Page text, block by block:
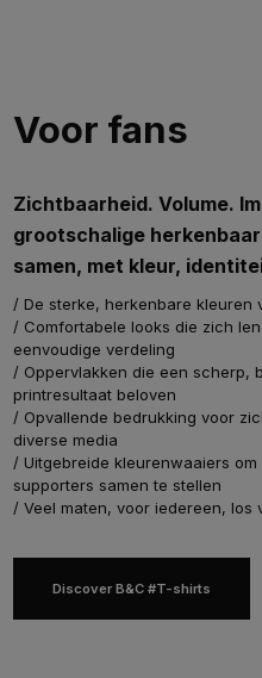
Voor fans
Zichtbaarheid. Volume.
grootschalige
samen, met kleur,
/ De sterke, herkenbare kleuren
/ Comfortabele looks die zich
eenvoudige verdeling
/ Oppervlakken die een scherp,
printresultaat beloven
/ Opvallende bedrukking voor
diverse media
/ Uitgebreide kleurenwaaiers
supporters samen te stellen
/ Veel maten, voor iedereen, los
Discover B&C #T-shirts